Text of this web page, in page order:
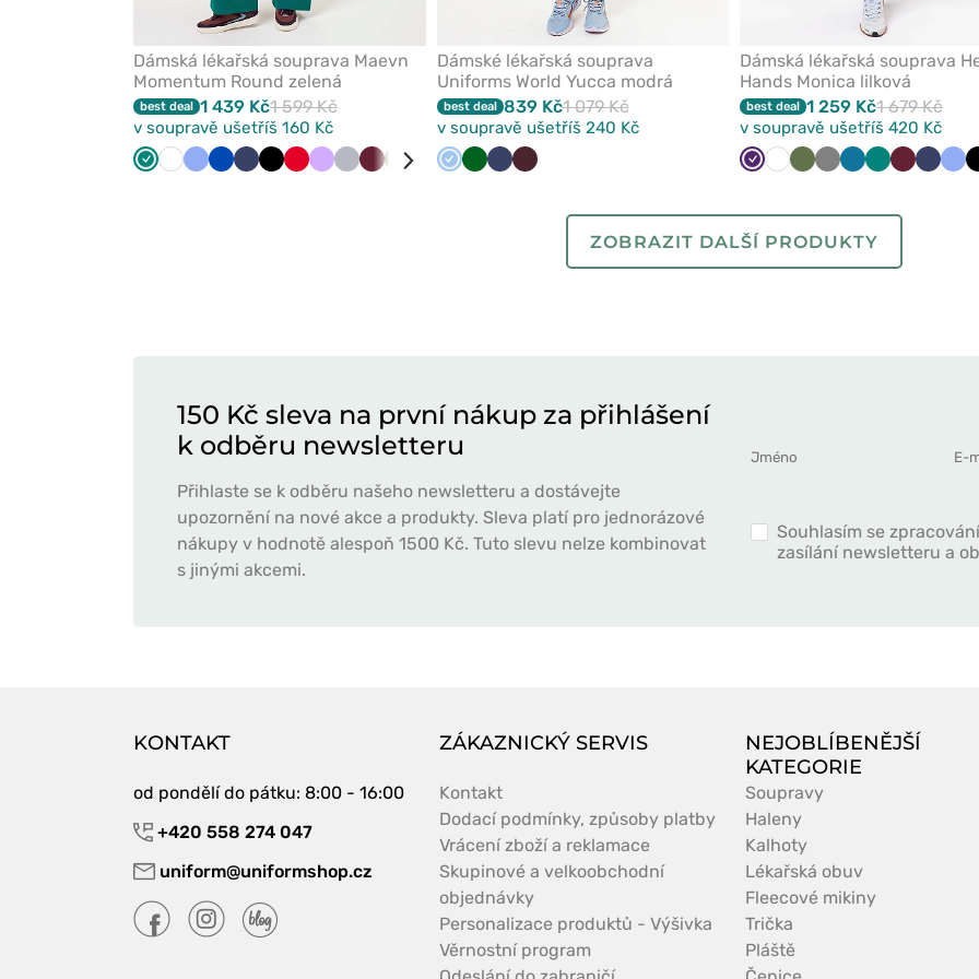
Dámská lékařská souprava Maevn
Momentum Round zelená
best deal 1 439 Kč1 599 Kč
v soupravě ušetříš 160 Kč
Zelená
Bílá
KlasickyKrálovsky
Námořnická
ČernáČervenáLevandulová
SvětleTřešňováOlivkováKaraibsky
Dámské lékařská souprava
Uniforms World Yucca modrá
best deal 839 Kč1 079 Kč
v soupravě ušetříš 240 Kč
ModráTmavěNámořnická
Burgundová
Dámská lékařská souprava
Hands Monica lilková
best deal 1 259 Kč1 679 Kč
v soupravě ušetříš 420 Kč
Lilkový
Bílá Olivková
ŠedáKaraibsky
ZelenáTřešňová
ZOBRAZIT DALŠÍ PRODUKTY
150 Kč sleva na první nákup za přihlášení
k odběru newsletteru
Přihlaste se k odběru našeho newsletteru a dostávejte
upozornění na nové akce a produkty. Sleva platí pro jednorázové
nákupy v hodnotě alespoň 1500 Kč. Tuto slevu nelze kombinovat
s jinými akcemi.
Souhlasím se
zasílání newsletteru a
KONTAKT
od pondělí do pátku: 8:00 - 16:00
+420 558 274 047
uniform@uniformshop.cz
ZÁKAZNICKÝ SERVIS
Kontakt
Dodací podmínky, způsoby platby
Vrácení zboží a reklamace
Skupinové a velkoobchodní
objednávky
Personalizace produktů - Výšivka
Věrnostní program
NEJOBLÍBENĚJŠÍ
KATEGORIE
Soupravy
Haleny
Kalhoty
Lékařská obuv
Fleecové mikiny
Trička
Pláště